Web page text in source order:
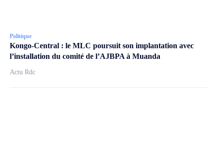
Politique
Kongo-Central : le MLC poursuit son implantation avec
l’installation du comité de l’AJBPA à Muanda
Actu Rdc